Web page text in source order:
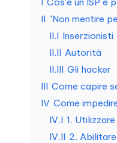
li
e
web
altro
ancora.
II "Non mentire
II.I Inserzionisti
II.II Autorità
II.III Gli hacker
III Come capire
IV Come
IV.I 1.
IV.II 2.